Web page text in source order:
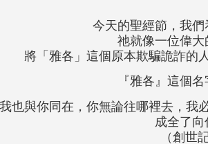
今天的聖經節，我
祂就像一位偉大
將「雅各」這個原本欺騙詭詐的
『雅各』這個
也與你同在，你無論往哪裡去，我
成全了向
（創世